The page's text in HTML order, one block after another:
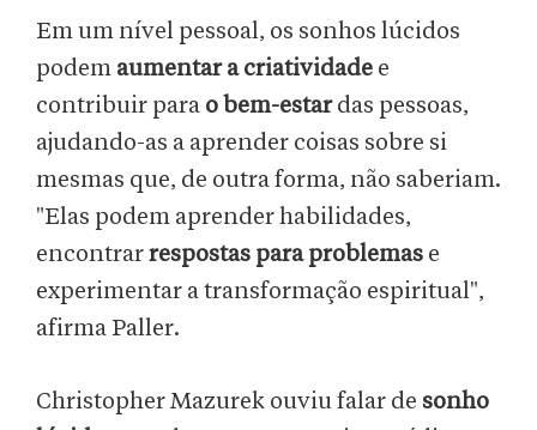
Em um nível pessoal, os sonhos lúcidos
podem aumentar a criatividade e
contribuir para o bem-estardas pessoas,
ajudando-as a aprender coisas sobre si
mesmas que, de outra forma, não saberiam.
"Elas podem aprender habilidades,
encontrarrespostas para problemas e
experimentar a transformação espiritual",
afirma Paller.
Christopher Mazurek ouviu falar de sonho